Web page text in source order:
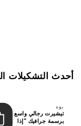
أحدث التشكيلات
بوه
تيشيرت رجالي واسع
برسمة جرافيك "إذا